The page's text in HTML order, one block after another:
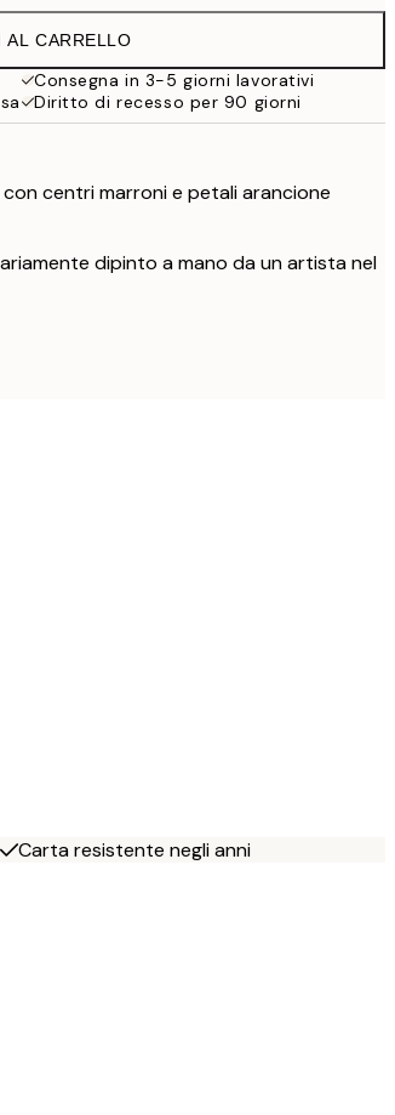
19,95 €
32,45 €
AL CARRELLO
Consegna in 3-5 giorni lavorativi
Diritto di recesso per 90 giorni
centri marroni e petali arancione
dipinto a mano da un artista nel
Carta resistente negli anni